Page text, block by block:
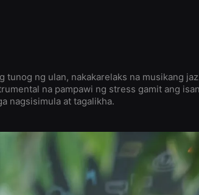
tunog ng ulan, nakakarelaks na musikang
na pampawi ng stress gamit ang
nagsisimula at tagalikha.